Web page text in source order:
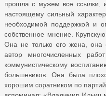
прошла с мужем все ссылки,
настоящему сильный
необходимой поддержкой и
собственное мнение.
Она не только его жена, она
автор многочисленных
коммунистическому
большевиков. Она была
хорошим соратником по